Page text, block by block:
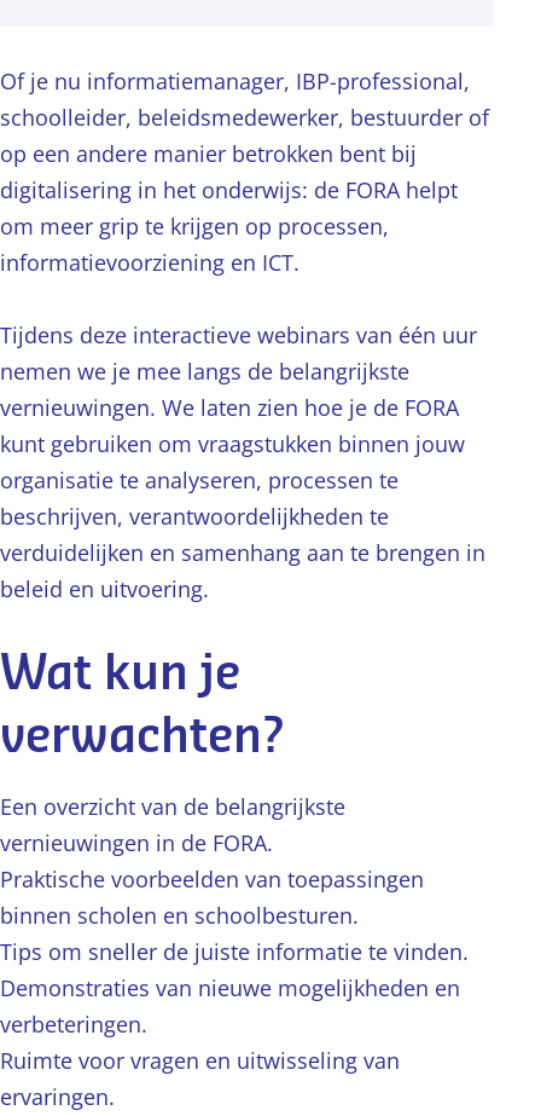
Of je nu informatiemanager, IBP-professional,
schoolleider, beleidsmedewerker, bestuurder of
op een andere manier betrokken bent bij
digitalisering in het onderwijs: de FORA helpt
om meer grip te krijgen op processen,
informatievoorziening en ICT.
Tijdens deze interactieve webinars van één uur
nemen we je mee langs de belangrijkste
vernieuwingen. We laten zien hoe je de FORA
kunt gebruiken om vraagstukken binnen jouw
organisatie te analyseren, processen te
beschrijven, verantwoordelijkheden te
verduidelijken en samenhang aan te brengen in
beleid en uitvoering.
Wat kun je
verwachten?
Een overzicht van de belangrijkste
vernieuwingen in de FORA.
Praktische voorbeelden van toepassingen
binnen scholen en schoolbesturen.
Tips om sneller de juiste informatie te vinden.
Demonstraties van nieuwe mogelijkheden en
verbeteringen.
Ruimte voor vragen en uitwisseling van
ervaringen.